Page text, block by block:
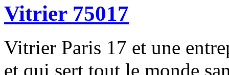
Vitrier 75017
Vitrier Paris 17 et une
et qui sert tout le monde